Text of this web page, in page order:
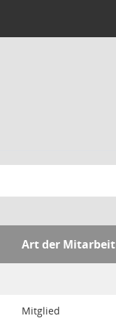
Art der Mitarbeit
Mitglied